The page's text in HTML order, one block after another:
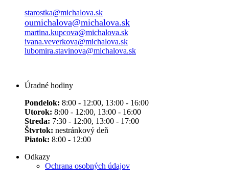
starostka@michalova.sk
oumichalova@michalova.sk
martina.kupcova@michalova.sk
ivana.veverkova@michalova.sk
lubomira.stavinova@michalova.sk
Úradné hodiny
Pondelok: 8:00 - 12:00, 13:00 - 16:00
Utorok: 8:00 - 12:00, 13:00 - 16:00
Streda: 7:30 - 12:00, 13:00 - 17:00
Štvrtok: nestránkový deň
Piatok: 8:00 - 12:00
Odkazy
Ochrana osobných údajov